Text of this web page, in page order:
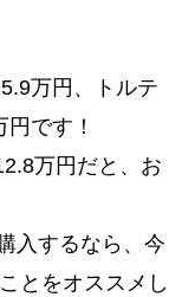
万円、トルテ
です！
万円だと、お
入するなら、今
とをオススメし